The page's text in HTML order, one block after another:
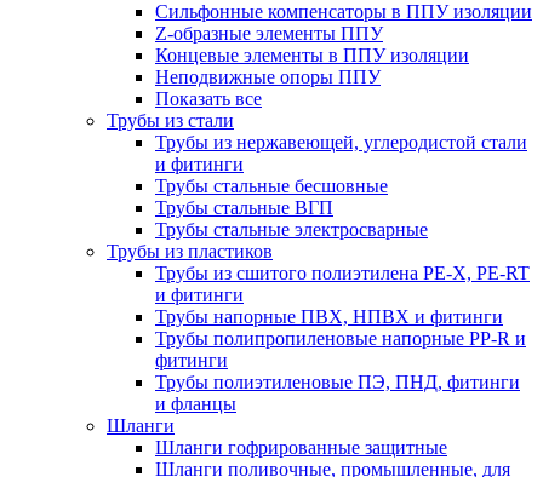
Cильфонные компенсаторы в ППУ изоляции
Z-образные элементы ППУ
Концевые элементы в ППУ изоляции
Неподвижные опоры ППУ
Показать все
Трубы из стали
Трубы из нержавеющей, углеродистой стали
и фитинги
Трубы стальные бесшовные
Трубы стальные ВГП
Трубы стальные электросварные
Трубы из пластиков
Трубы из сшитого полиэтилена PE-X, PE-RT
и фитинги
Трубы напорные ПВХ, НПВХ и фитинги
Трубы полипропиленовые напорные PP-R и
фитинги
Трубы полиэтиленовые ПЭ, ПНД, фитинги
и фланцы
Шланги
Шланги гофрированные защитные
Шланги поливочные, промышленные, для